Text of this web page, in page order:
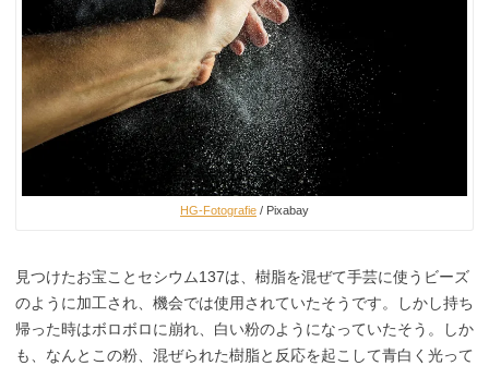
HG-Fotografie / Pixabay
見つけたお宝ことセシウム137は、樹脂を混ぜて手芸に使うビーズ
のように加工され、機会では使用されていたそうです。しかし持ち
帰った時はボロボロに崩れ、白い粉のようになっていたそう。しか
も、なんとこの粉、混ぜられた樹脂と反応を起こして青白く光って